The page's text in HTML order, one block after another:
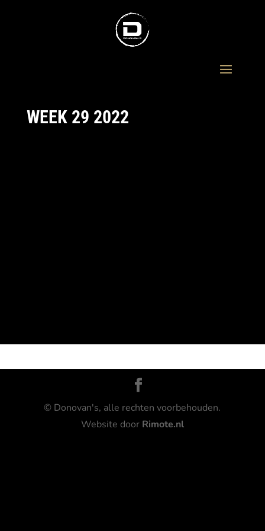
WEEK 29 2022
© Donovan's, alle rechten voorbehouden.
Website door Rimote.nl